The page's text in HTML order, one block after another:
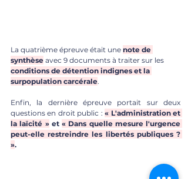
La quatrième épreuve était une note de
synthèse avec 9 documents à traiter sur les
conditions de détention indignes et la
surpopulation carcérale.
Enfin, la dernière épreuve portait sur deux
questions en droit public : « L'administration et
la laïcité » et « Dans quelle mesure l'urgence
peut-elle restreindre les libertés publiques ?
».